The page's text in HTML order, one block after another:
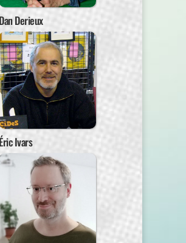
Dan Derieux
Éric Ivars